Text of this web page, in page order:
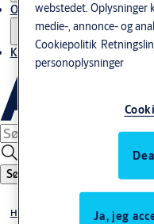
Om os
Kontakt os
Søg
Hurtigporte
webstedet. Oplysninger
medie-, annonce- og
Cookiepolitik
personoplysninger
Ja, jeg